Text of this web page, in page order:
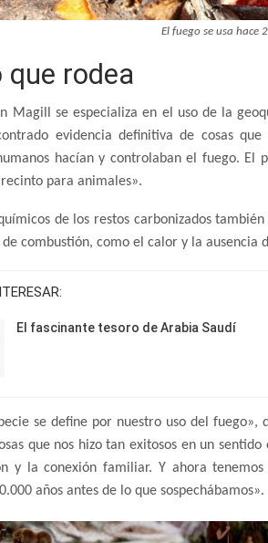
El fuego se usa hace
que rodea
Magill se especializa en el uso de la
evidencia definitiva de cosas
hacían y controlaban el fuego. El
para animales».
de los restos carbonizados
combustión, como el calor y la ausencia
El fascinante tesoro de Arabia Saudí
se define por nuestro uso del
que nos hizo tan exitosos en un
y la conexión familiar. Y ahora
años antes de lo que sospechábamos».